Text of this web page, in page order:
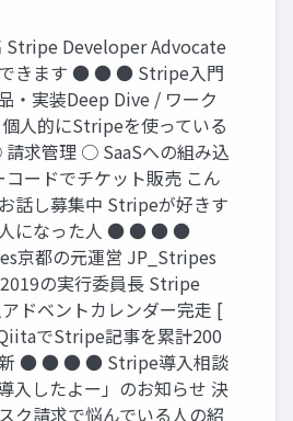
Stripe Developer Advocate
できます ● ● ● Stripe入門
・実装Deep Dive / ワーク
人的にStripeを使っている
求管理 ○ SaaSへの組み込
ードでチケット販売 こん
話し募集中 Stripeが好きす
人になった人 ● ● ● ●
京都の元運営 JP_Stripes
の実行委員長 Stripe
ドベントカレンダー完走 [
でStripe記事を累計200
新 ● ● ● ● Stripe導入相談
入したよー」のお知らせ 決
ク請求で悩んでいる人の紹